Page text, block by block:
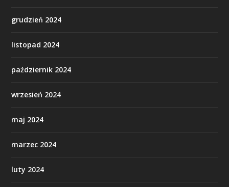
grudzień 2024
listopad 2024
październik 2024
wrzesień 2024
maj 2024
marzec 2024
luty 2024